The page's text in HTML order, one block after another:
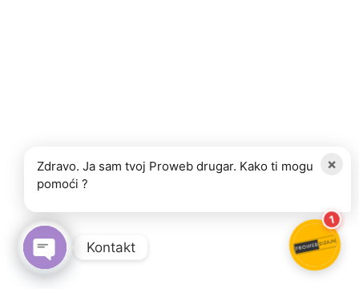
Kontakt
×
Zdravo. Ja sam tvoj Proweb drugar. Kako ti mogu
pomoći ?
1